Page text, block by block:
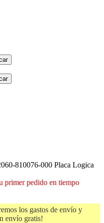
810076-000 Placa Logica
primer pedido en tiempo
los gastos de envío y
envío gratis!